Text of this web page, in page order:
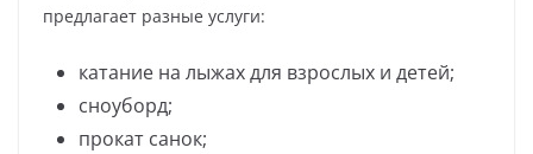
предлагает разные услуги:
катание на лыжах для взрослых и детей;
сноуборд;
прокат санок;